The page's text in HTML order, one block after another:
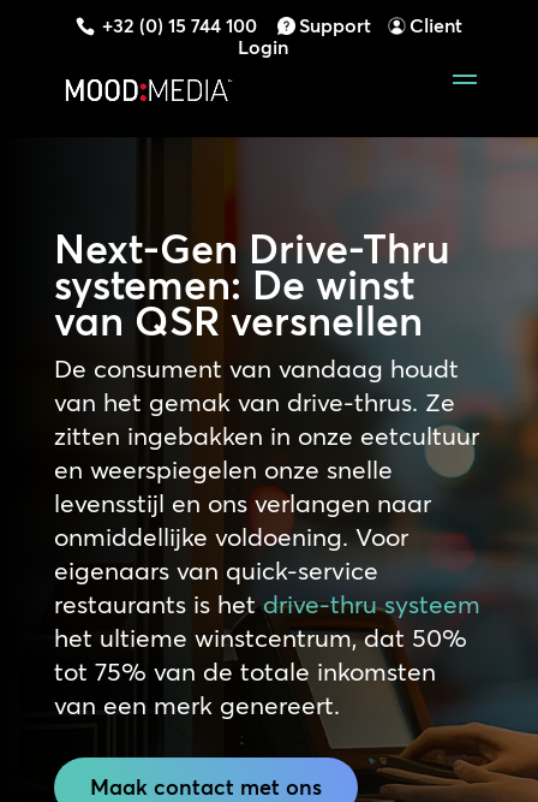
+32 (0) 15 744 100 Support
Client
Login
Next-Gen Drive-Thru
systemen: De winst
van QSR versnellen
De consument van vandaag houdt
van het gemak van drive-thrus. Ze
zitten ingebakken in onze eetcultuur
en weerspiegelen onze snelle
levensstijl en ons verlangen naar
onmiddellijke voldoening. Voor
eigenaars van quick-service
restaurants is hetdrive-thru systeem
het ultieme winstcentrum, dat 50%
tot 75% van de totale inkomsten
van een merk genereert.
Maak contact met ons